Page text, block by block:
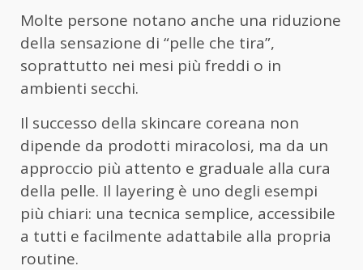
Molte persone notano anche una riduzione
della sensazione di “pelle che tira”,
soprattutto nei mesi più freddi o in
ambienti secchi.
Il successo della skincare coreana non
dipende da prodotti miracolosi, ma da un
approccio più attento e graduale alla cura
della pelle. Il layering è uno degli esempi
più chiari: una tecnica semplice, accessibile
a tutti e facilmente adattabile alla propria
routine.